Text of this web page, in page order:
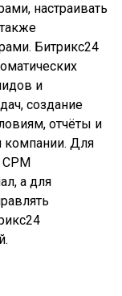
настраивать
Битрикс24
и
создание
отчёты и
компании. Для
СРМ
а для